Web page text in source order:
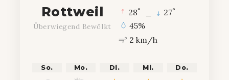
Rottweil
Überwiegend Bewölkt
28° 27°
45%
2 km/h
So. Mo. Di. Mi. Do.